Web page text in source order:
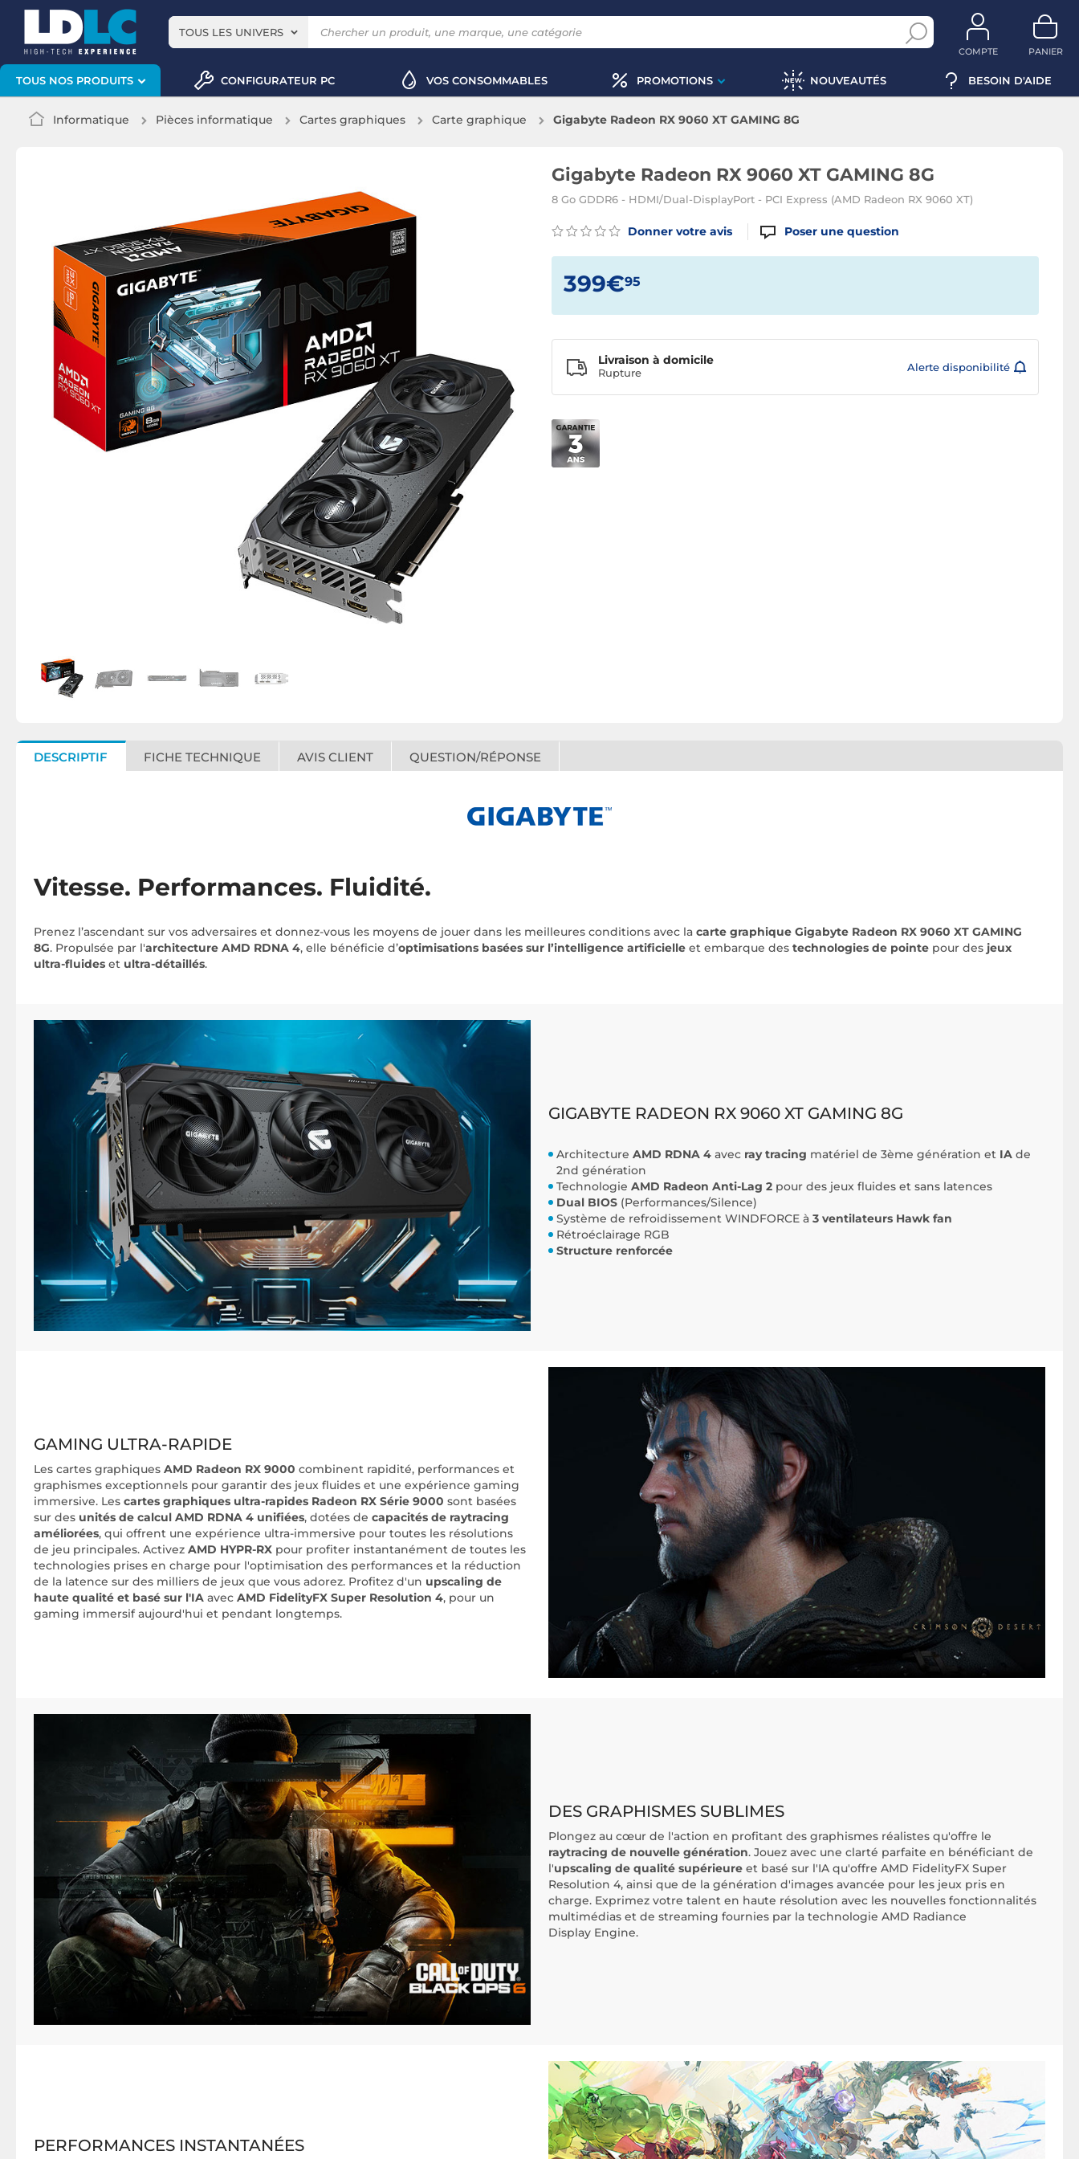
TOUS LES UNIVERS
COMPTE PANIER
TOUS NOS PRODUITS CONFIGURATEUR PC VOS CONSOMMABLES PROMOTIONS NOUVEAUTÉS BESOIN D'AIDE
Informatique Pièces informatique Cartes graphiques Carte graphique Gigabyte Radeon RX 9060 XT GAMING 8G
Gigabyte Radeon RX 9060 XT GAMING 8G
8 Go GDDR6 - HDMI/Dual-DisplayPort - PCI Express (AMD Radeon RX 9060 XT)
Donner votre avis Poser une question
399€95
Livraison à domicile
Rupture Alerte disponibilité
DESCRIPTIF FICHE TECHNIQUE AVIS CLIENT QUESTION/RÉPONSE
Vitesse. Performances. Fluidité.
Prenez l’ascendant sur vos adversaires et donnez-vous les moyens de jouer dans les meilleures conditions avec la carte graphique Gigabyte Radeon RX 9060 XT GAMING
8G. Propulsée par l'architecture AMD RDNA 4, elle bénéficie d’optimisations basées sur l’intelligence artificielle et embarque des technologies de pointe pour des jeux
ultra-fluides et ultra-détaillés.
GIGABYTE RADEON RX 9060 XT GAMING 8G
Architecture AMD RDNA 4 avec ray tracing matériel de 3ème génération et IA de
2nd génération
Technologie AMD Radeon Anti-Lag 2 pour des jeux fluides et sans latences
Dual BIOS (Performances/Silence)
Système de refroidissement WINDFORCE à 3 ventilateurs Hawk fan
Rétroéclairage RGB
Structure renforcée
GAMING ULTRA-RAPIDE
Les cartes graphiques AMD Radeon RX 9000 combinent rapidité, performances et
graphismes exceptionnels pour garantir des jeux fluides et une expérience gaming
immersive. Les cartes graphiques ultra-rapides Radeon RX Série 9000 sont basées
sur des unités de calcul AMD RDNA 4 unifiées, dotées de capacités de raytracing
améliorées, qui offrent une expérience ultra-immersive pour toutes les résolutions
de jeu principales. Activez AMD HYPR-RX pour profiter instantanément de toutes les
technologies prises en charge pour l'optimisation des performances et la réduction
de la latence sur des milliers de jeux que vous adorez. Profitez d'un upscaling de
haute qualité et basé sur l'IA avec AMD FidelityFX Super Resolution 4, pour un
gaming immersif aujourd'hui et pendant longtemps.
DES GRAPHISMES SUBLIMES
Plongez au cœur de l'action en profitant des graphismes réalistes qu'offre le
raytracing de nouvelle génération. Jouez avec une clarté parfaite en bénéficiant de
l'upscaling de qualité supérieure et basé sur l'IA qu'offre AMD FidelityFX Super
Resolution 4, ainsi que de la génération d'images avancée pour les jeux pris en
charge. Exprimez votre talent en haute résolution avec les nouvelles fonctionnalités
multimédias et de streaming fournies par la technologie AMD Radiance
Display Engine.
PERFORMANCES INSTANTANÉES